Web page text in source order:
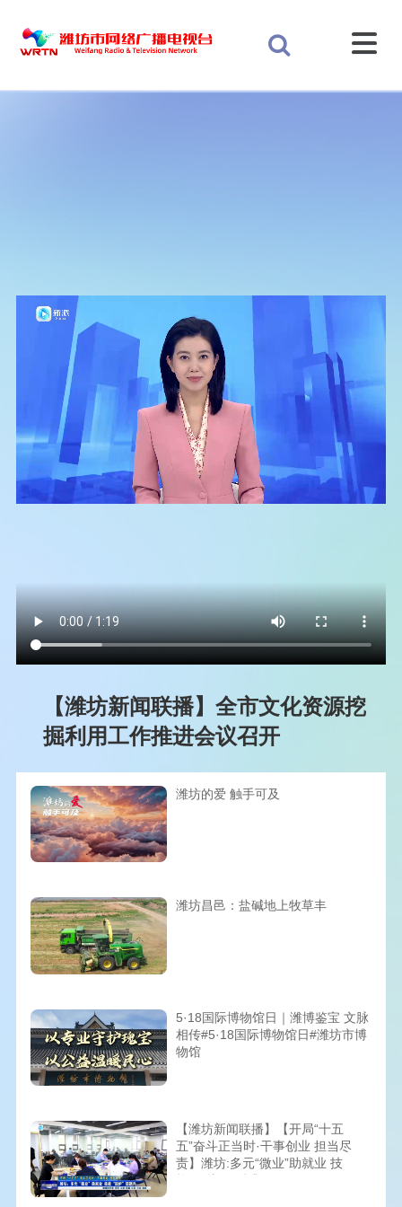
【潍坊新闻联播】全市文化资源挖
掘利用工作推进会议召开
潍坊的爱 触手可及
潍坊昌邑：盐碱地上牧草丰
5·18国际博物馆日｜潍博鉴宝 文脉
相传#5·18国际博物馆日#潍坊市博
物馆
【潍坊新闻联播】【开局“十五
五”奋斗正当时·干事创业 担当尽
责】潍坊:多元“微业”助就业 技